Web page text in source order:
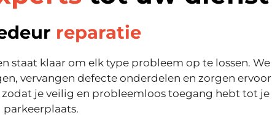
reparatie
staat klaar om elk type probleem op te lossen. We
vervangen defecte onderdelen en zorgen ervoor
je veilig en probleemloos toegang hebt tot je
parkeerplaats.